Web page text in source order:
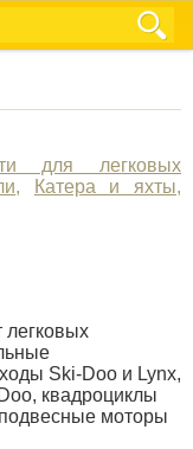
для легковых
, Катера и яхты,
легковых
Ski-Doo и Lynx,
квадроциклы
моторы